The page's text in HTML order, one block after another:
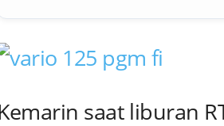
.
saat liburan